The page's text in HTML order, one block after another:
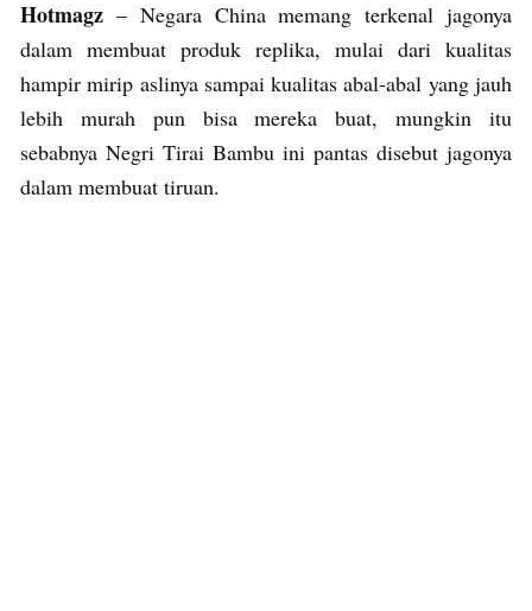
Hotmagz – Negara China memang terkenal jagonya
dalam membuat produk replika, mulai dari kualitas
hampir mirip aslinya sampai kualitas abal-abal yang jauh
lebih murah pun bisa mereka buat, mungkin itu
sebabnya Negri Tirai Bambu ini pantas disebut jagonya
dalam membuat tiruan.